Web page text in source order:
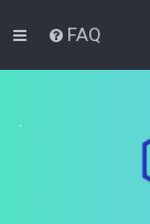
FAQ